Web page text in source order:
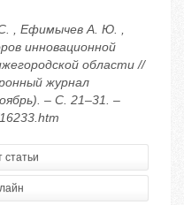
, Ефимычев А. Ю. ,
инновационной
области //
журнал
– С. 21–31. –
статьи